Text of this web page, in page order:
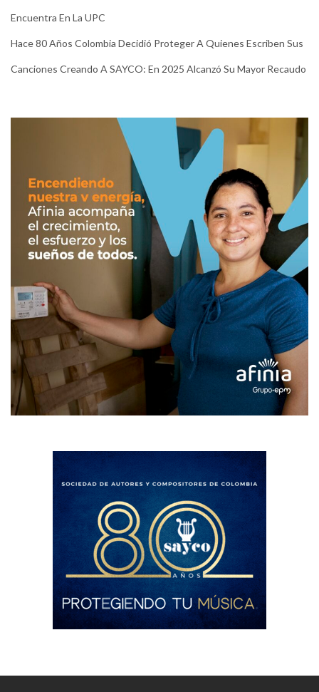
Encuentra En La UPC
Hace 80 Años Colombia Decidió Proteger A Quienes Escriben Sus
Canciones Creando A SAYCO: En 2025 Alcanzó Su Mayor Recaudo